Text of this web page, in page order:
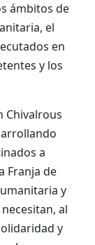
ámbitos de
el
en
y los
Chivalrous
a
Franja de
y
al
y